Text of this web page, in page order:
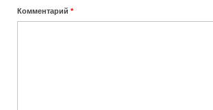
Сколько лететь до Занзибара
Комментарий *